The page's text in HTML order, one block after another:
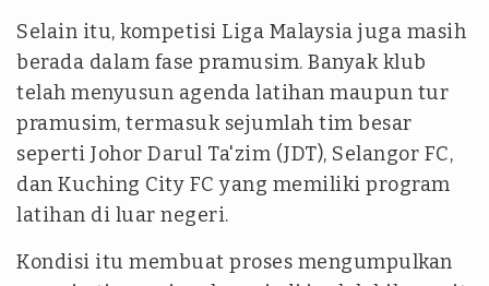
Selain itu, kompetisi Liga Malaysia juga masih
berada dalam fase pramusim. Banyak klub
telah menyusun agenda latihan maupun tur
pramusim, termasuk sejumlah tim besar
seperti Johor Darul Ta'zim (JDT), Selangor FC,
dan Kuching City FC yang memiliki program
latihan di luar negeri.
Kondisi itu membuat proses mengumpulkan